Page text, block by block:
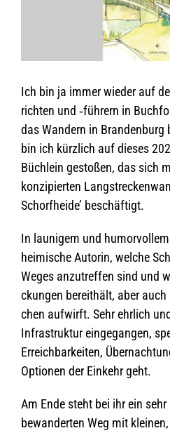
Ich bin ja immer wie­der auf
rich­ten und ‑füh­rern in
das Wan­dern in Bran­den­burg
bin ich kürz­lich auf die­ses
Büch­lein gesto­ßen, das sich
kon­zi­pier­ten
Schorf­heide’ beschäftigt.
In lau­ni­gem und
hei­mi­sche Autorin, wel­che
Weges anzu­tref­fen sind und
ckun­gen bereit­hält, aber
chen auf­wirft. Sehr ehr­lich
Infra­struk­tur ein­ge­gan­gen,
Erreich­bar­kei­ten,
Optio­nen der Ein­kehr geht.
Am Ende steht bei ihr ein
bewan­der­ten Weg mit